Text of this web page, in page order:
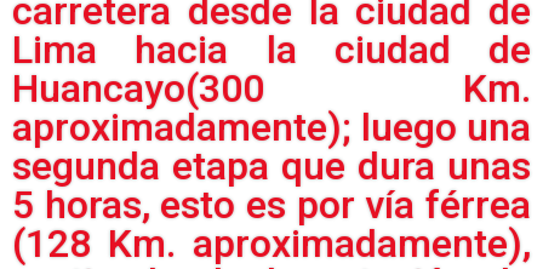
carretera desde la ciudad de
Lima hacia la ciudad de
Huancayo(300 Km.
aproximadamente); luego una
segunda etapa que dura unas
5 horas, esto es por vía férrea
(128 Km. aproximadamente),